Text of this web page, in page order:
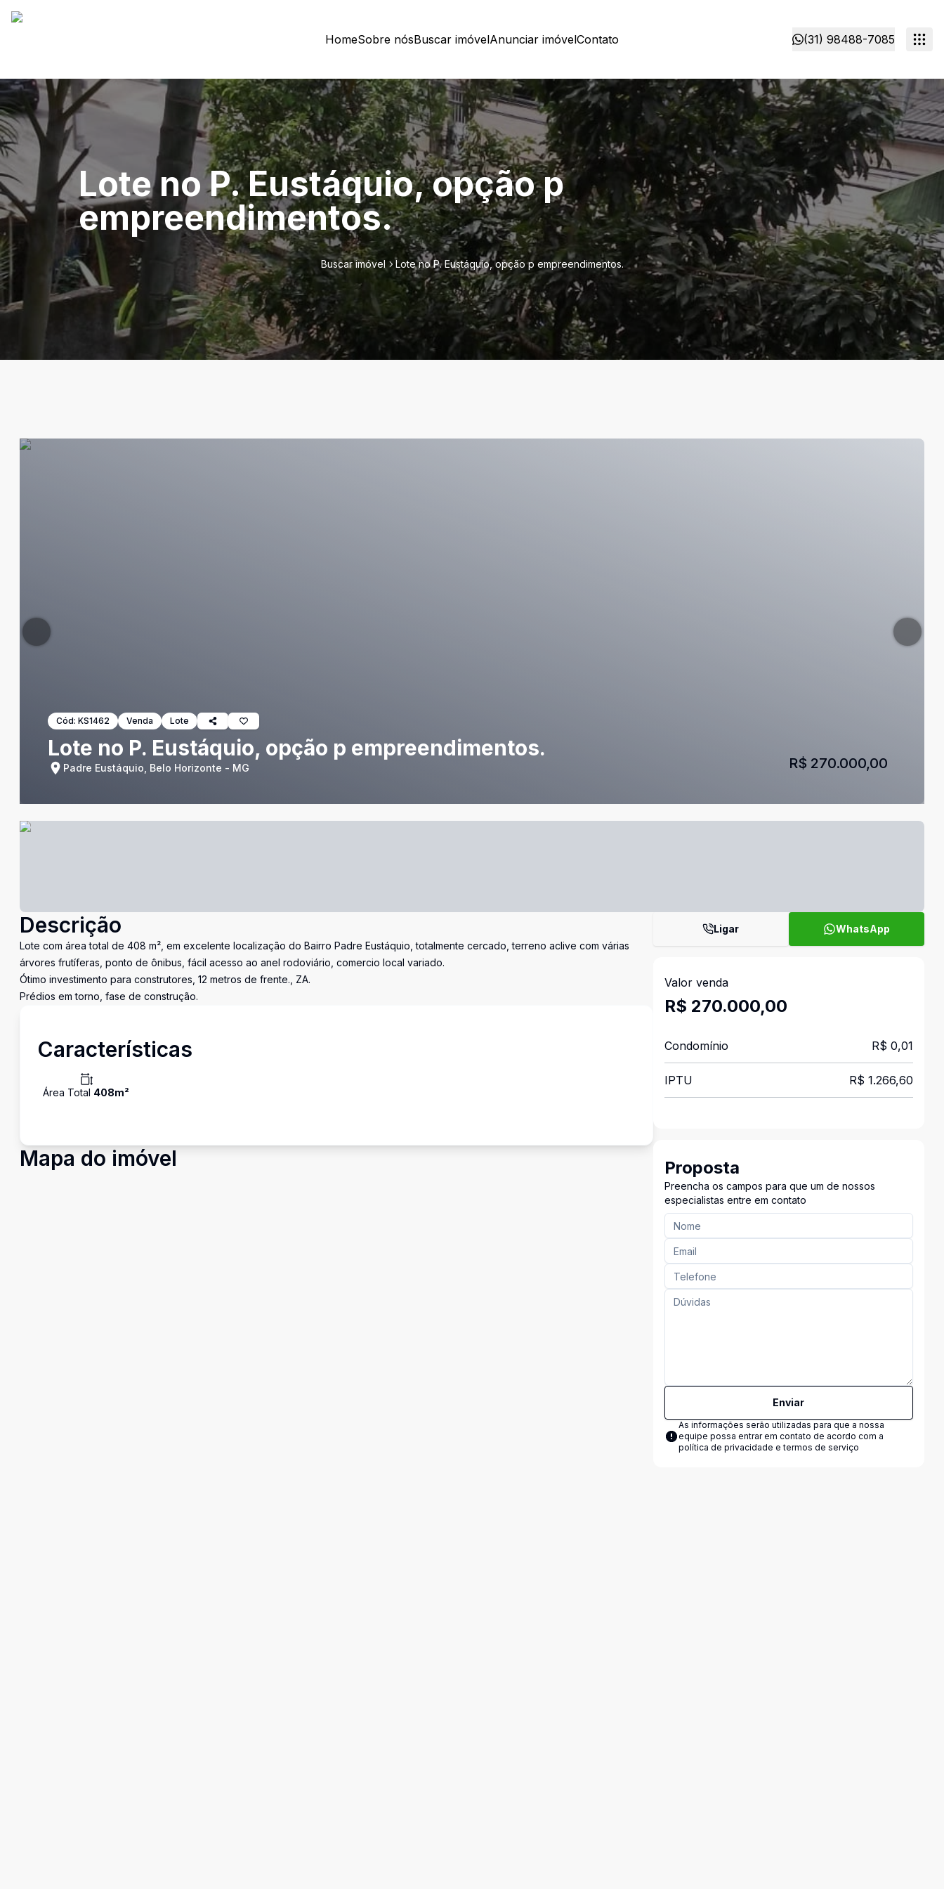
HomeSobre nósBuscar imóvelAnunciar imóvelContato (31) 98488-7085
Lote no P. Eustáquio, opção p
empreendimentos.
Buscar imóvel Lote no P. Eustáquio, opção p empreendimentos.
Cód: KS1462 Venda Lote
Lote no P. Eustáquio, opção p empreendimentos.
Padre Eustáquio, Belo Horizonte - MG R$ 270.000,00
Descrição
Lote com área total de 408 m², em excelente localização do Bairro Padre Eustáquio, totalmente cercado, terreno aclive com várias
árvores frutíferas, ponto de ônibus, fácil acesso ao anel rodoviário, comercio local variado.
Ótimo investimento para construtores, 12 metros de frente., ZA.
Prédios em torno, fase de construção.
Características
Área Total 408m²
Mapa do imóvel
Ligar WhatsApp
Valor venda
R$ 270.000,00
Condomínio R$ 0,01
IPTU R$ 1.266,60
Proposta
Preencha os campos para que um de nossos
especialistas entre em contato
Enviar
As informações serão utilizadas para que a nossa
equipe possa entrar em contato de acordo com a
política de privacidade e termos de serviço